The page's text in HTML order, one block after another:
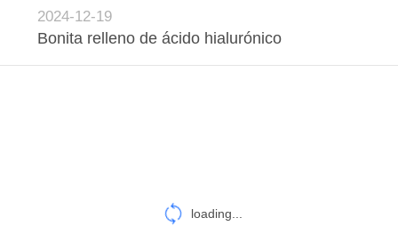
CITA
2024-12-19
Bonita relleno de ácido hialurónico
loading...